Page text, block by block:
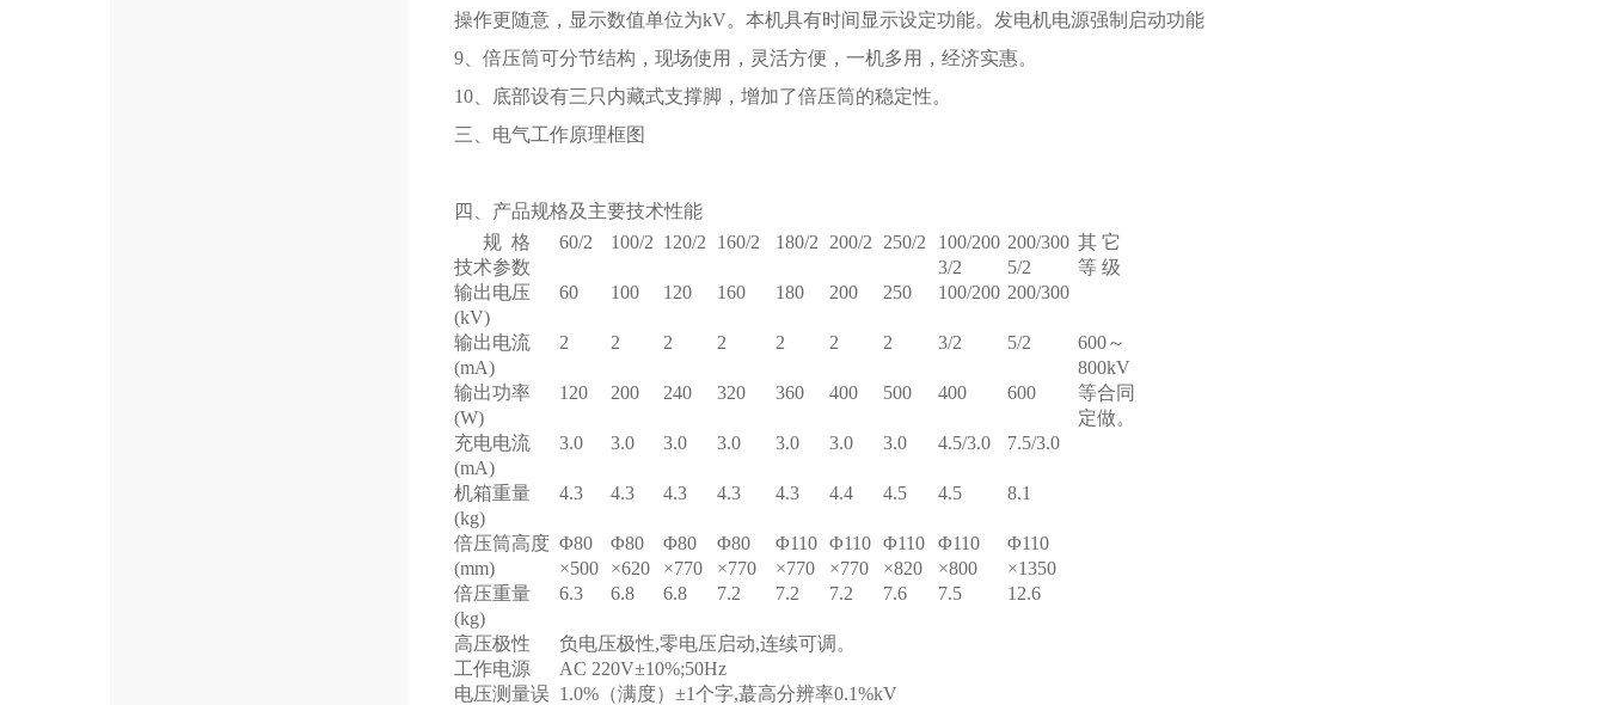
操作更随意，显示数值单位为kV。本机具有时间显示设定功能。发电机电源强制启动功能
9、倍压筒可分节结构，现场使用，灵活方便，一机多用，经济实惠。
10、底部设有三只内藏式支撑脚，增加了倍压筒的稳定性。
三、电气工作原理框图
四、产品规格及主要技术性能
规 格
技术参数
60/2 100/2 120/2 160/2 180/2 200/2 250/2
100/200
3/2
200/300
5/2
其 它
等 级
输出电压
(kV)
60 100 120 160 180 200 250 100/200 200/300
600～
800kV
等合同
定做。
输出电流
(mA)
2 2 2 2 2 2 2 3/2 5/2
输出功率
(W)
120 200 240 320 360 400 500 400 600
充电电流
(mA)
3.0 3.0 3.0 3.0 3.0 3.0 3.0 4.5/3.0 7.5/3.0
机箱重量
(kg)
4.3 4.3 4.3 4.3 4.3 4.4 4.5 4.5 8.1
倍压筒高度
(mm)
Φ80
×500
Φ80
×620
Φ80
×770
Φ80
×770
Φ110
×770
Φ110
×770
Φ110
×820
Φ110
×800
Φ110
×1350
倍压重量
(kg)
6.3 6.8 6.8 7.2 7.2 7.2 7.6 7.5 12.6
高压极性
负电压极性,零电压启动,连续可调。
工作电源
AC 220V±10%;50Hz
电压测量误 1.0%（满度）±1个字,蕞高分辨率0.1%kV